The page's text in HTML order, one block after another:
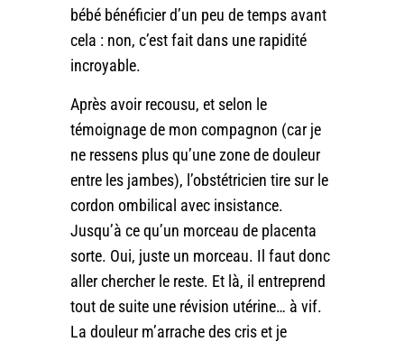
bébé bénéficier d’un peu de temps avant
cela : non, c’est fait dans une rapidité
incroyable.
Après avoir recousu, et selon le
témoignage de mon compagnon (car je
ne ressens plus qu’une zone de douleur
entre les jambes), l’obstétricien tire sur le
cordon ombilical avec insistance.
Jusqu’à ce qu’un morceau de placenta
sorte. Oui, juste un morceau. Il faut donc
aller chercher le reste. Et là, il entreprend
tout de suite une révision utérine… à vif.
La douleur m’arrache des cris et je